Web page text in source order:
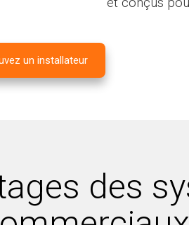
un installateur
des